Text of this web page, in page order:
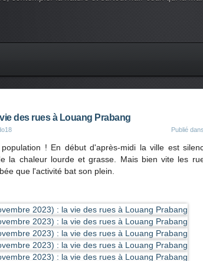
des rues à Louang Prabang
Publié dans
! En début d'après-midi la ville est
la chaleur lourde et grasse. Mais bien vite les
que l'activité bat son plein.